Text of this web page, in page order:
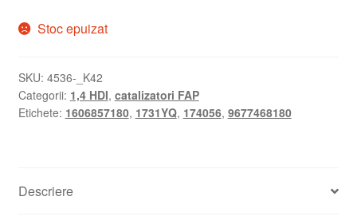
Stoc epuizat
SKU: 4536-_K42
Categorii: 1,4 HDI, catalizatori FAP
Etichete: 1606857180, 1731YQ, 174056, 9677468180
Descriere